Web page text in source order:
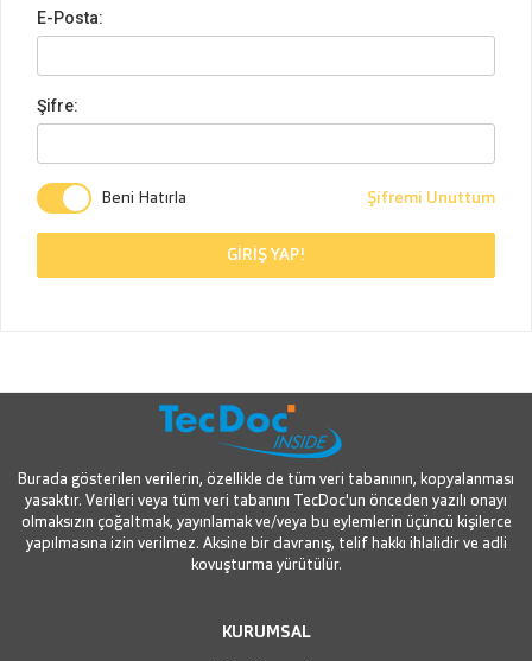
E-Posta:
Şifre:
Beni Hatırla Şifremi Unuttum
GİRİŞ YAP!
Burada gösterilen verilerin, özellikle de tüm veri tabanının, kopyalanması
yasaktır. Verileri veya tüm veri tabanını TecDoc'un önceden yazılı onayı
olmaksızın çoğaltmak, yayınlamak ve/veya bu eylemlerin üçüncü kişilerce
yapılmasına izin verilmez. Aksine bir davranış, telif hakkı ihlalidir ve adli
kovuşturma yürütülür.
KURUMSAL